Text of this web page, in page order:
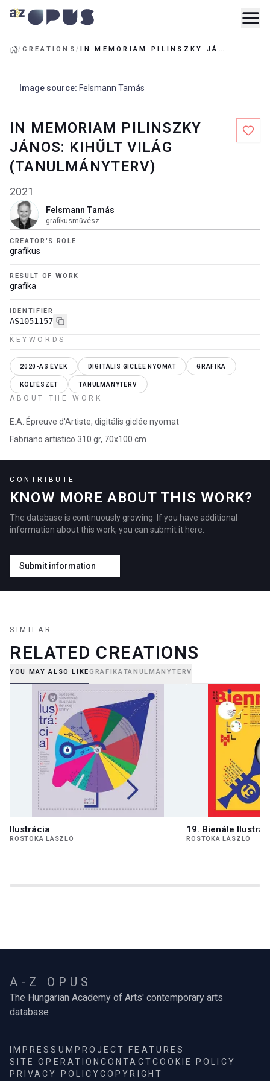
/CREATIONS/ IN MEMORIAM PILINSZKY JÁNOS: KIHŰLT VILÁG (TANULMÁNYTERV)
IN MEMORIAM PILINSZKY
JÁNOS: KIHŰLT VILÁG
(TANULMÁNYTERV)
2021
Felsmann Tamás
grafikusművész
CREATOR'S ROLE
grafikus
RESULT OF WORK
grafika
IDENTIFIER
AS1051157
KEYWORDS
2020-AS ÉVEK DIGITÁLIS GICLÉE NYOMAT GRAFIKA
KÖLTÉSZET TANULMÁNYTERV
ABOUT THE WORK
E.A. Épreuve d'Artiste, digitális giclée nyomat
Fabriano artistico 310 gr, 70x100 cm
Image source: Felsmann Tamás
CONTRIBUTE
KNOW MORE ABOUT THIS WORK?
The database is continuously growing. If you have additional
information about this work, you can submit it here.
Submit information
SIMILAR
RELATED CREATIONS
YOU MAY ALSO LIKEGRAFIKATANULMÁNYTERV
Ilustrácia
ROSTOKA LÁSZLÓ
19. Bienále
ROSTOKA LÁSZLÓ
A-Z OPUS
The Hungarian Academy of Arts' contemporary arts
database
IMPRESSUM PROJECT FEATURES
SITE OPERATIONCONTACTCOOKIE POLICY
PRIVACY POLICYCOPYRIGHT